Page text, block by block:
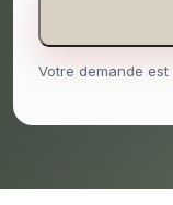
Votre demande est